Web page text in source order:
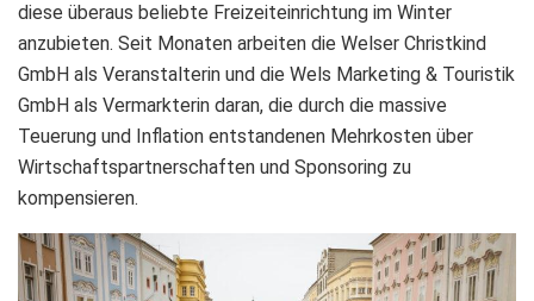
diese überaus beliebte Freizeiteinrichtung im Winter
anzubieten. Seit Monaten arbeiten die Welser Christkind
GmbH als Veranstalterin und die Wels Marketing & Touristik
GmbH als Vermarkterin daran, die durch die massive
Teuerung und Inflation entstandenen Mehrkosten über
Wirtschaftspartnerschaften und Sponsoring zu
kompensieren.